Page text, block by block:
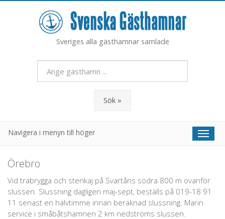
Sveriges alla gästhamnar samlade
Sök »
Navigera i menyn till höger
Toggle
Örebro
Vid träbrygga och stenkaj på Svartåns södra 800 m ovanför
slussen. Slussning dagligen maj-sept, beställs på 019-18 91
11 senast en halvtimme innan beräknad slussning. Marin
service i småbåtshamnen 2 km nedströms slussen.